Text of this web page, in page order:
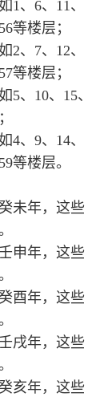
、6、11、
等楼层；
、7、12、
等楼层；
、10、15、
、9、14、
等楼层。
未年，这些
申年，这些
酉年，这些
戌年，这些
亥年，这些